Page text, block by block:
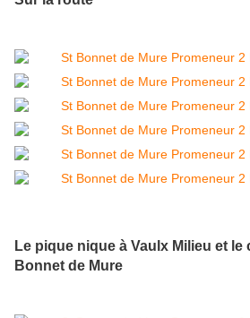
Le pique nique à Vaulx Milieu et le
Bonnet de Mure